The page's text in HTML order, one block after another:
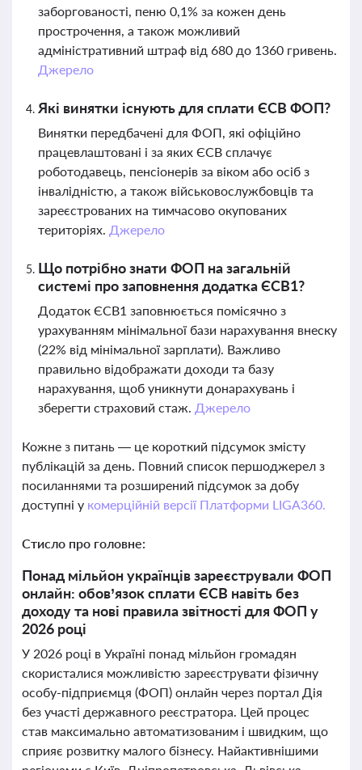
заборгованості, пеню 0,1% за кожен день
прострочення, а також можливий
адміністративний штраф від 680 до 1360 гривень.
Джерело
Які винятки існують для сплати ЄСВ ФОП?
Винятки передбачені для ФОП, які офіційно
працевлаштовані і за яких ЄСВ сплачує
роботодавець, пенсіонерів за віком або осіб з
інвалідністю, а також військовослужбовців та
зареєстрованих на тимчасово окупованих
територіях. Джерело
Що потрібно знати ФОП на загальній
системі про заповнення додатка ЄСВ1?
Додаток ЄСВ1 заповнюється помісячно з
урахуванням мінімальної бази нарахування внеску
(22% від мінімальної зарплати). Важливо
правильно відображати доходи та базу
нарахування, щоб уникнути донарахувань і
зберегти страховий стаж. Джерело
Кожне з питань — це короткий підсумок змісту
публікацій за день. Повний список першоджерел з
посиланнями та розширений підсумок за добу
доступні у комерційній версії Платформи LIGA360.
Стисло про головне:
Понад мільйон українців зареєстрували ФОП
онлайн: обов’язок сплати ЄСВ навіть без
доходу та нові правила звітності для ФОП у
2026 році
У 2026 році в Україні понад мільйон громадян
скористалися можливістю зареєструвати фізичну
особу-підприємця (ФОП) онлайн через портал Дія
без участі державного реєстратора. Цей процес
став максимально автоматизованим і швидким, що
сприяє розвитку малого бізнесу. Найактивнішими